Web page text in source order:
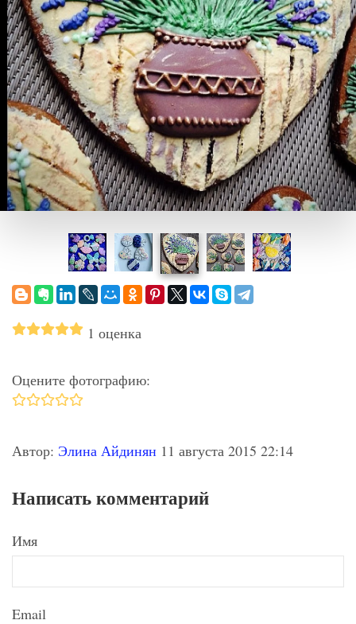
1 оценка
Оцените фотографию:
Автор: Элина Айдинян 11 августа 2015 22:14
Написать комментарий
Имя
Email